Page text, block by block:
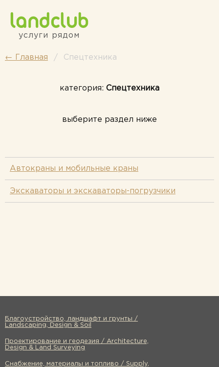
Перейти к основному содержанию
услуги рядом
← Главная Спецтехника
категория: Спецтехника
выберите раздел ниже
Автокраны и мобильные краны
Экскаваторы и экскаваторы-погрузчики
Благоустройство, ландшафт и грунты /
Landscaping, Design & Soil
Проектирование и геодезия / Architecture,
Design & Land Surveying
Снабжение, материалы и топливо / Supply,